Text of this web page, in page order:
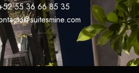
55 36 66 85 35